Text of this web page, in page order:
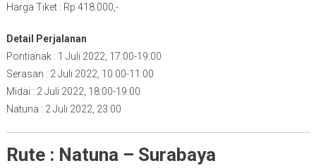
Harga Tiket : Rp 418.000,-
Detail Perjalanan
Pontianak : 1 Juli 2022, 17:00-19:00
Serasan : 2 Juli 2022, 10:00-11:00
Midai : 2 Juli 2022, 18:00-19:00
Natuna : 2 Juli 2022, 23:00
Rute : Natuna – Surabaya